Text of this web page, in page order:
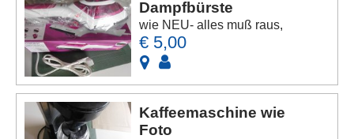
Dampfbürste
wie NEU- alles muß raus,
€ 5,00
Kaffeemaschine wie
Foto